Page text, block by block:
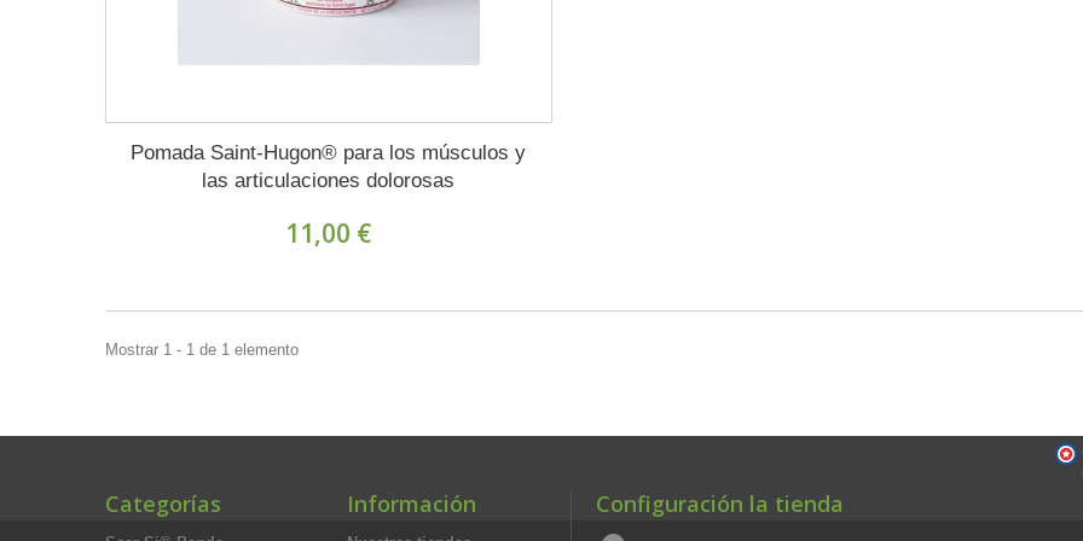
Pomada Saint-Hugon® para los músculos y
las articulaciones dolorosas
11,00 €
Mostrar 1 - 1 de 1 elemento
Categorías Información Configuración la tienda